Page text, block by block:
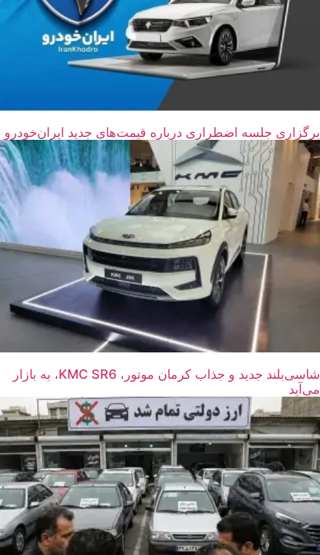
برگزاری جلسه اضطراری درباره قیمت‌های جدید ایران‌خودرو
شاسی‌بلند جدید و جذاب کرمان موتور، KMC SR6، به بازار
می‌آید